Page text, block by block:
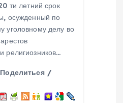
ти летний срок
осужденный по
уголовному делу во
религиозников…
/